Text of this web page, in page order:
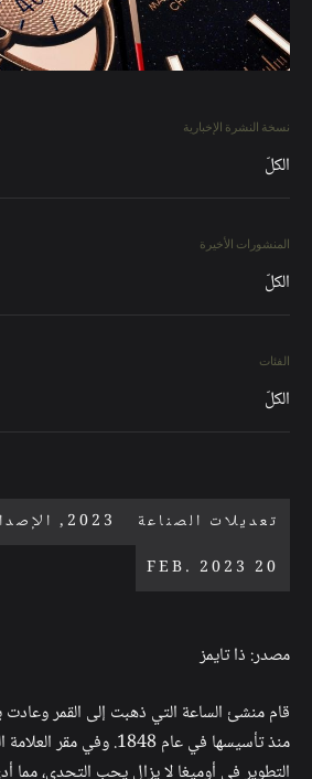
تعديلات الصناعة
2023, الإصدار #1
20 FEB. 2023
مصدر: ذا تايمز
قام منشئ الساعة التي ذهبت إلى القمر
منذ تأسيسها في عام 1848.
التطوير في أوميغا لا يزال يحب التحدي، مما
نسخة النشرة الإخبارية
الكلّ
المنشورات الأخيرة
الكلّ
الفئات
الكلّ